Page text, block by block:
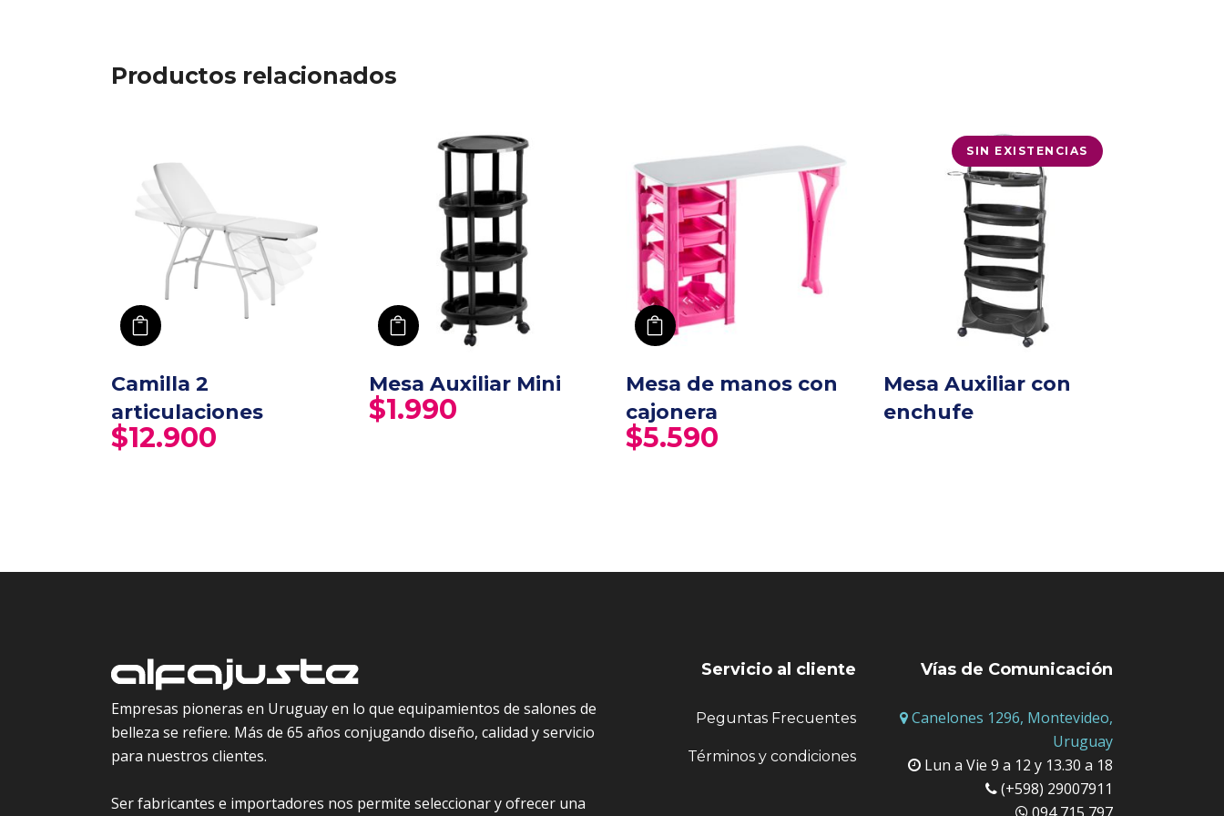
Productos relacionados
Camilla 2
articulaciones
$12.900
añadir a carro
Mesa Auxiliar Mini
$1.990
añadir a carro
Mesa de manos con
cajonera
$5.590
SIN EXISTENCIAS
Mesa Auxiliar con
enchufe
Empresas pioneras en Uruguay en lo que equipamientos de salones de
belleza se refiere. Más de 65 años conjugando diseño, calidad y servicio
para nuestros clientes.
Ser fabricantes e importadores nos permite seleccionar y ofrecer una
Servicio al cliente
Peguntas Frecuentes
Términos y condiciones
Vías de Comunicación
Canelones 1296, Montevideo,
Uruguay
Lun a Vie 9 a 12 y 13.30 a 18
(+598) 29007911